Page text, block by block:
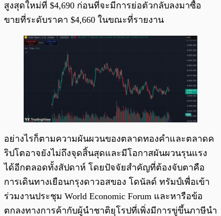
สูงสุดใหม่ที่ $4,690 ก่อนที่จะมีการย่อตัวกลับลงมาซื้อ
ขายที่ระดับราคา $4,660 ในขณะที่รายงาน
อย่างไรก็ตามความผันผวนของตลาดทองคำและตลาดค
ริปโตอาจยังไม่ถึงจุดสิ้นสุดและมีโอกาสผันผวนรุนแรง
ได้อีกตลอดทั้งสัปดาห์ โดยปัจจัยสำคัญที่ต้องจับตาคือ
การเดินทางเยือนกรุงดาวอสของ โดนัลด์ ทรัมป์เพื่อเข้า
ร่วมงานประชุม World Economic Forum และหารือข้อ
ตกลงทางการค้ากับผู้นำชาติยุโรปที่เพิ่งมีการขู่ขึ้นภาษีนำ